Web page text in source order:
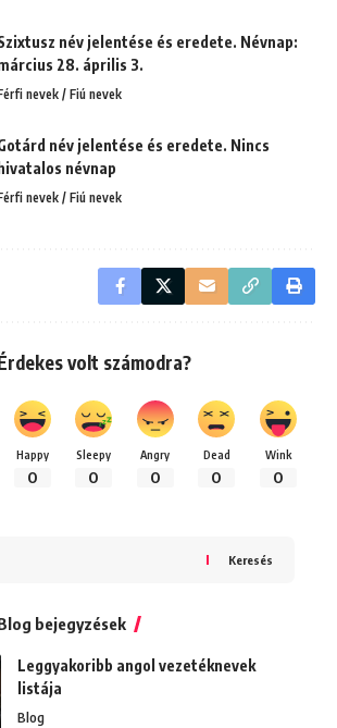
név jelentése és eredete. Névnap:
28. április 3.
nevek / Fiú nevek
név jelentése és eredete. Nincs
hivatalos névnap
nevek / Fiú nevek
volt számodra?
Happy
0
Sleepy
0
Angry
0
Dead
0
Wink
0
Keresés
bejegyzések
Leggyakoribb angol vezetéknevek
listája
Blog